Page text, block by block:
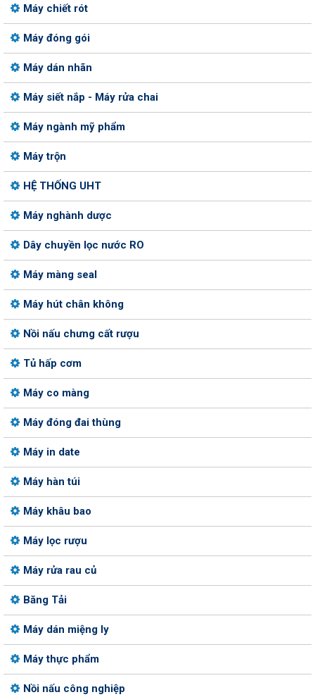
Máy chiết rót
Máy đóng gói
Máy dán nhãn
Máy siết nắp - Máy rửa chai
Máy ngành mỹ phẩm
Máy trộn
HỆ THỐNG UHT
Máy nghành dược
Dây chuyền lọc nước RO
Máy màng seal
Máy hút chân không
Nồi nấu chưng cất rượu
Tủ hấp cơm
Máy co màng
Máy đóng đai thùng
Máy in date
Máy hàn túi
Máy khâu bao
Máy lọc rượu
Máy rửa rau củ
Băng Tải
Máy dán miệng ly
Máy thực phẩm
Nồi nấu công nghiệp